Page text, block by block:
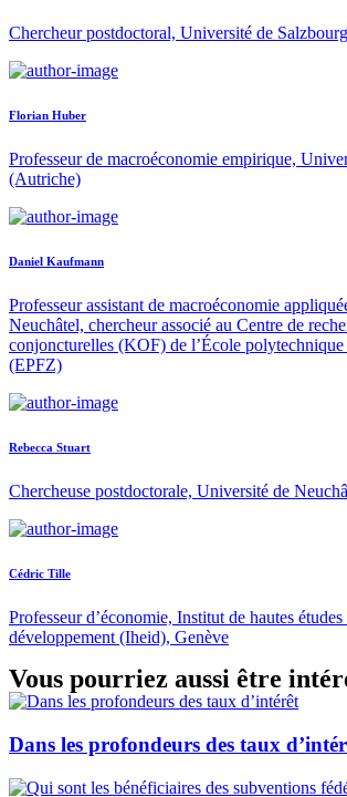
Chercheur postdoctoral, Université de
Florian Huber
Professeur de macroéconomie empirique,
(Autriche)
Daniel Kaufmann
Professeur assistant de macroéconomie
Neuchâtel, chercheur associé au Centre de
conjoncturelles (KOF) de l’École
(EPFZ)
Rebecca Stuart
Chercheuse postdoctorale, Université de
Cédric Tille
Professeur d’économie, Institut de hautes
développement (Iheid), Genève
Vous pourriez aussi être
Dans les profondeurs des taux